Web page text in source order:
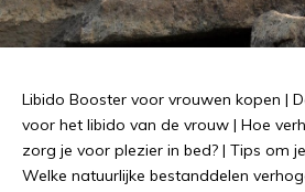
Libido Booster voor vrouwen kopen |
voor het libido van de vrouw | Hoe
zorg je voor plezier in bed? | Tips om
Welke natuurlijke bestanddelen